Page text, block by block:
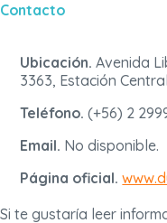
Contacto
Ubicación.Avenida
3363, Estación
Teléfono.(+56) 2
Email. No disponible.
Página oficial.
Si te gustaría leer